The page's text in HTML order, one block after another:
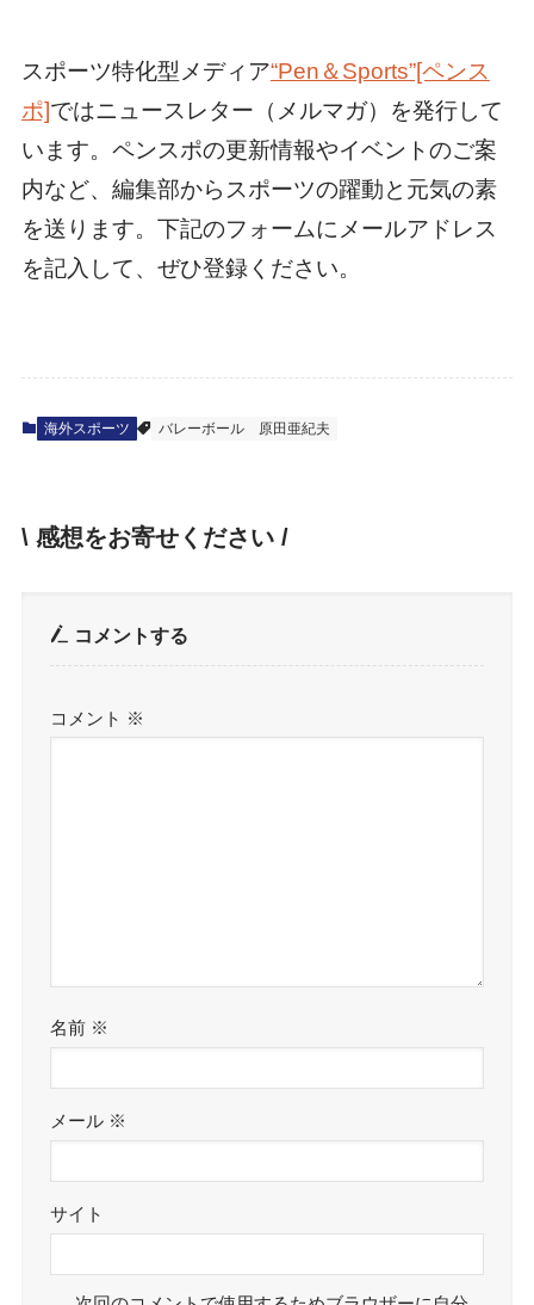
スポーツ特化型メディア“Pen＆Sports”[ペンス
ポ]ではニュースレター（メルマガ）を発行して
います。ペンスポの更新情報やイベントのご案
内など、編集部からスポーツの躍動と元気の素
を送ります。下記のフォームにメールアドレス
を記入して、ぜひ登録ください。
海外スポーツ バレーボール 原田亜紀夫
\ 感想をお寄せください /
コメントする
コメント ※
名前 ※
メール ※
サイト